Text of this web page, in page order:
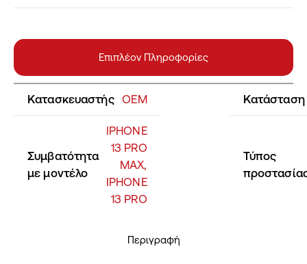
Επιπλέον Πληροφορίες
Περιγραφή
Κατασκευαστής OEM Κατάσταση
Συμβατότητα
με μοντέλο
IPHONE
13 PRO
MAX,
IPHONE
13 PRO
Τύπος